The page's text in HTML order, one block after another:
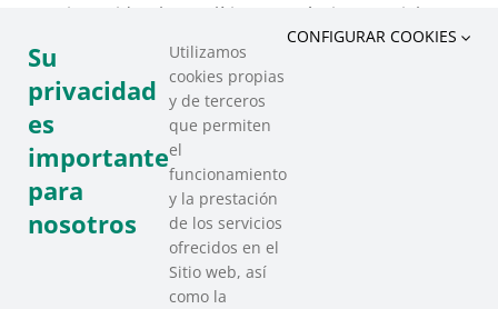
incertidumbre política, económica y social,
trabajaremos para hacer frente a los retos
sociales futuros y en desarrollar nuevas
estrategias para afianzar la sostenibilidad
del Tercer Sector Social de Euskadi.
Su
privacidad
es
importante
para
nosotros
Utilizamos
cookies propias
y de terceros
que permiten
el
funcionamiento
y la prestación
de los servicios
ofrecidos en el
Sitio web, así
como la
CONFIGURAR COOKIES